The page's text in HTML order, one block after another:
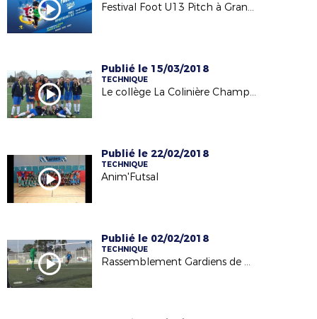
Festival Foot U13 Pitch à Grandchamp - Finalité Départementale - 07/04/18
Publié le 15/03/2018
TECHNIQUE
Le collège La Colinière Championnes Académique UNSS - 14/03/18
Publié le 22/02/2018
TECHNIQUE
Anim'Futsal
Publié le 02/02/2018
TECHNIQUE
Rassemblement Gardiens de But à Blain 02/11/17